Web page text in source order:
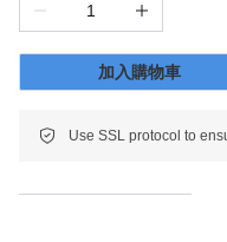
加入購物車